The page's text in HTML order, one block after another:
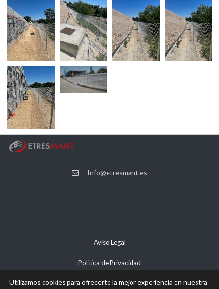
Info@etresmant.es
Aviso Legal
Politica de Privacidad
Politica de Cookies
Utilizamos cookies para ofrecerte la mejor experiencia en nuestra